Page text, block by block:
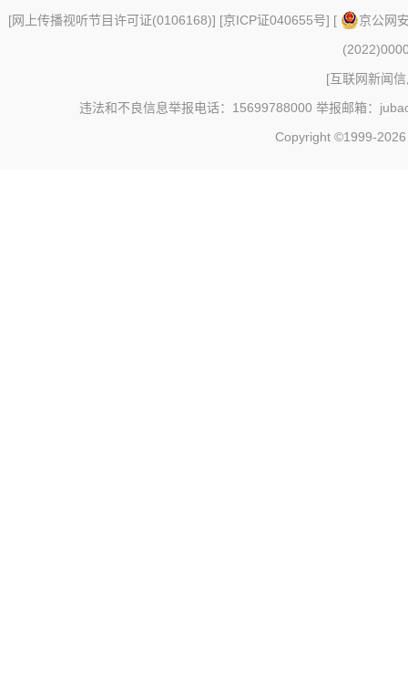
[网上传播视听节目许可证(0106168)] [京ICP证040655号] [
京公网
[互联网新闻
违法和不良信息举报电话：15699788000 举报邮箱：
Copyright ©1999-